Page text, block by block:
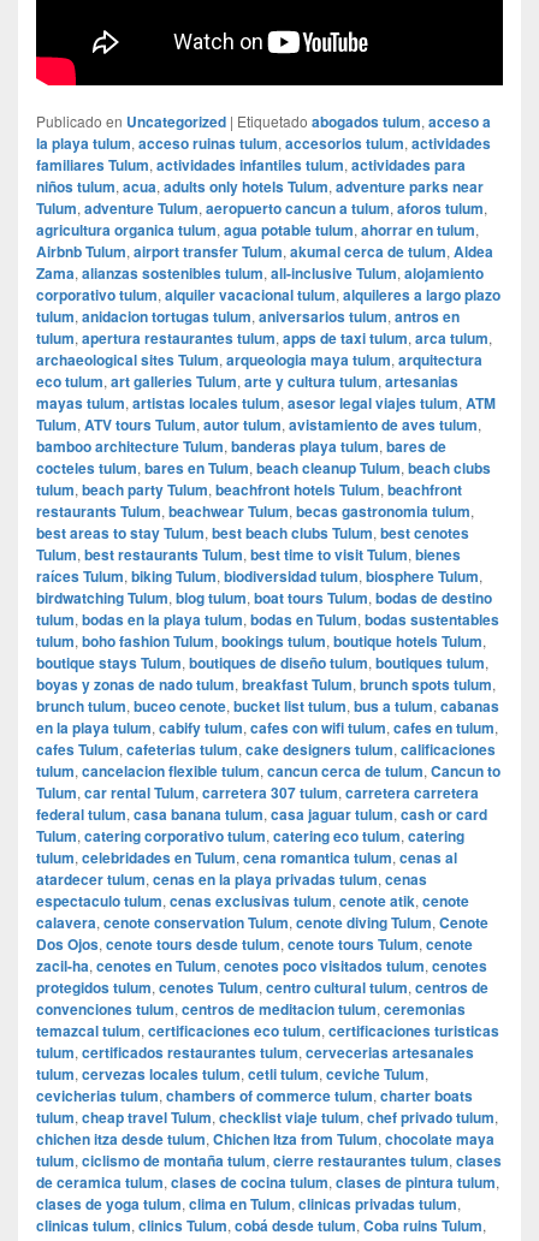
Publicado en Uncategorized | Etiquetado abogados tulum, acceso a
la playa tulum, acceso ruinas tulum, accesorios tulum, actividades
familiares Tulum, actividades infantiles tulum, actividades para
niños tulum, acua, adults only hotels Tulum, adventure parks near
Tulum, adventure Tulum, aeropuerto cancun a tulum, aforos tulum,
agricultura organica tulum, agua potable tulum, ahorrar en tulum,
Airbnb Tulum, airport transfer Tulum, akumal cerca de tulum, Aldea
Zama, alianzas sostenibles tulum, all-inclusive Tulum, alojamiento
corporativo tulum, alquiler vacacional tulum, alquileres a largo plazo
tulum, anidacion tortugas tulum, aniversarios tulum, antros en
tulum, apertura restaurantes tulum, apps de taxi tulum, arca tulum,
archaeological sites Tulum, arqueologia maya tulum, arquitectura
eco tulum, art galleries Tulum, arte y cultura tulum, artesanias
mayas tulum, artistas locales tulum, asesor legal viajes tulum, ATM
Tulum, ATV tours Tulum, autor tulum, avistamiento de aves tulum,
bamboo architecture Tulum, banderas playa tulum, bares de
cocteles tulum, bares en Tulum, beach cleanup Tulum, beach clubs
tulum, beach party Tulum, beachfront hotels Tulum, beachfront
restaurants Tulum, beachwear Tulum, becas gastronomia tulum,
best areas to stay Tulum, best beach clubs Tulum, best cenotes
Tulum, best restaurants Tulum, best time to visit Tulum, bienes
raíces Tulum, biking Tulum, biodiversidad tulum, biosphere Tulum,
birdwatching Tulum, blog tulum, boat tours Tulum, bodas de destino
tulum, bodas en la playa tulum, bodas en Tulum, bodas sustentables
tulum, boho fashion Tulum, bookings tulum, boutique hotels Tulum,
boutique stays Tulum, boutiques de diseño tulum, boutiques tulum,
boyas y zonas de nado tulum, breakfast Tulum, brunch spots tulum,
brunch tulum, buceo cenote, bucket list tulum, bus a tulum, cabanas
en la playa tulum, cabify tulum, cafes con wifi tulum, cafes en tulum,
cafes Tulum, cafeterias tulum, cake designers tulum, calificaciones
tulum, cancelacion flexible tulum, cancun cerca de tulum, Cancun to
Tulum, car rental Tulum, carretera 307 tulum, carretera carretera
federal tulum, casa banana tulum, casa jaguar tulum, cash or card
Tulum, catering corporativo tulum, catering eco tulum, catering
tulum, celebridades en Tulum, cena romantica tulum, cenas al
atardecer tulum, cenas en la playa privadas tulum, cenas
espectaculo tulum, cenas exclusivas tulum, cenote atik, cenote
calavera, cenote conservation Tulum, cenote diving Tulum, Cenote
Dos Ojos, cenote tours desde tulum, cenote tours Tulum, cenote
zacil-ha, cenotes en Tulum, cenotes poco visitados tulum, cenotes
protegidos tulum, cenotes Tulum, centro cultural tulum, centros de
convenciones tulum, centros de meditacion tulum, ceremonias
temazcal tulum, certificaciones eco tulum, certificaciones turisticas
tulum, certificados restaurantes tulum, cervecerias artesanales
tulum, cervezas locales tulum, cetli tulum, ceviche Tulum,
cevicherias tulum, chambers of commerce tulum, charter boats
tulum, cheap travel Tulum, checklist viaje tulum, chef privado tulum,
chichen itza desde tulum, Chichen Itza from Tulum, chocolate maya
tulum, ciclismo de montaña tulum, cierre restaurantes tulum, clases
de ceramica tulum, clases de cocina tulum, clases de pintura tulum,
clases de yoga tulum, clima en Tulum, clinicas privadas tulum,
clinicas tulum, clinics Tulum, cobá desde tulum, Coba ruins Tulum,